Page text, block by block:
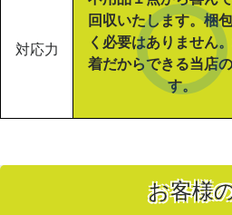
対応力
回収いたします。梱
く必要はありません
着だからできる当店
す。
お客様